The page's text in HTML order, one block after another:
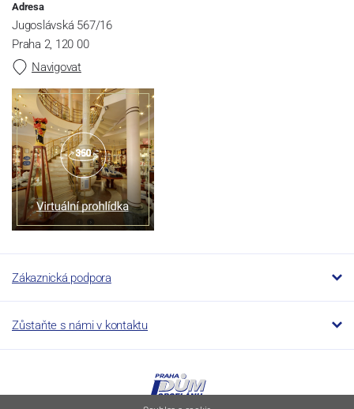
Adresa
Jugoslávská 567/16
Praha 2, 120 00
Navigovat
Zákaznická podpora
Zůstaňte s námi v kontaktu